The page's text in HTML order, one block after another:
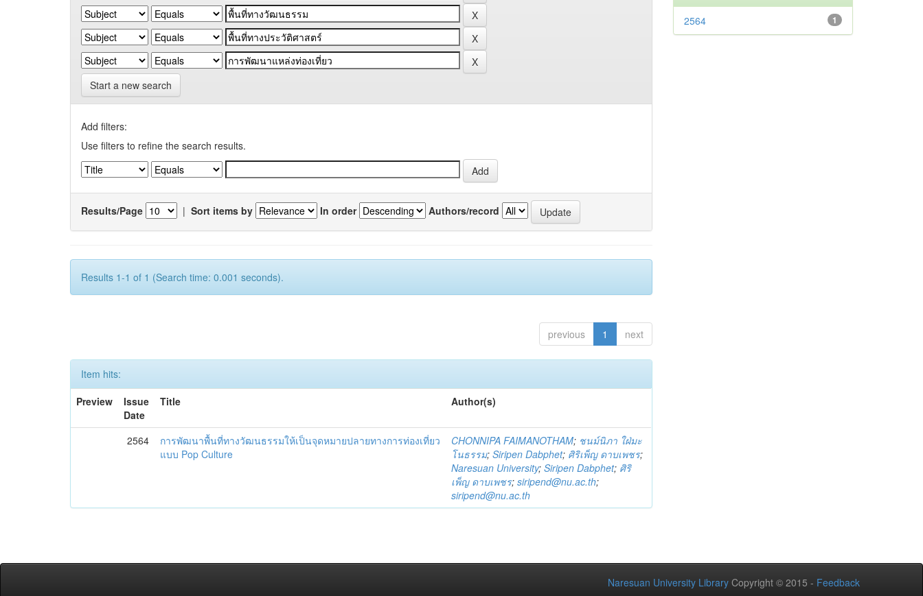
Start a new search
Add filters:
Use filters to refine the search results.
Results/Page | Sort items by In order Authors/record
Results 1-1 of 1 (Search time: 0.001 seconds).
previous 1 next
Item hits:
Preview
Issue
Date
Title Author(s)
2564
การพัฒนาพื้นที่ทางวัฒนธรรมให้เป็นจุดหมายปลายทางการท่องเที่ยว
แบบ Pop Culture
CHONNIPA FAIMANOTHAM; ชนม์นิภา ใฝ่มะ
โนธรรม;Siripen Dabphet; ศิริเพ็ญ ดาบเพชร;
Naresuan University;Siripen Dabphet; ศิริ
เพ็ญ ดาบเพชร;siripend@nu.ac.th;
siripend@nu.ac.th
1
2564
Naresuan University Library Copyright © 2015 - Feedback